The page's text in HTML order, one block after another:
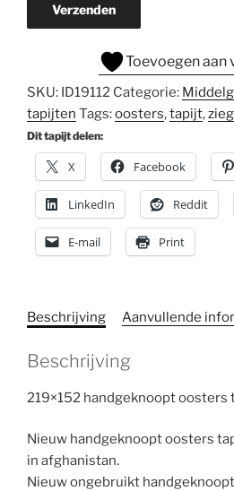
Verzenden
Toevoegen aan
SKU: ID19112 Categorie:
tapijten Tags:oosters,tapijt,
Dit tapijt delen:
X Facebook
LinkedIn Reddit
E-mail Print
Beschrijving Aanvullende
Beschrijving
219×152 handgeknoopt oosters
Nieuw handgeknoopt oosters
in afghanistan.
Nieuw ongebruikt